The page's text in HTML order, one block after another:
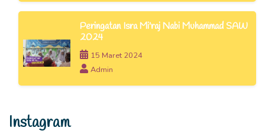
Peringatan Isra Mi'raj Nabi Muhammad SAW
2024
15 Maret 2024
Admin
Instagram